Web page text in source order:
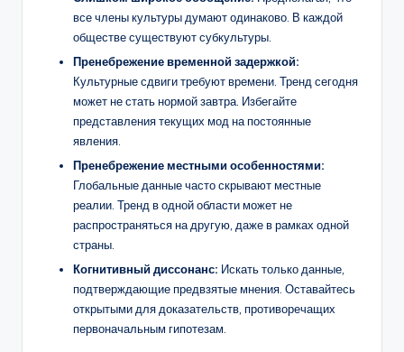
все члены культуры думают одинаково. В каждой
обществе существуют субкультуры.
Пренебрежение временной задержкой:
Культурные сдвиги требуют времени. Тренд сегодня
может не стать нормой завтра. Избегайте
представления текущих мод на постоянные
явления.
Пренебрежение местными особенностями:
Глобальные данные часто скрывают местные
реалии. Тренд в одной области может не
распространяться на другую, даже в рамках одной
страны.
Когнитивный диссонанс: Искать только данные,
подтверждающие предвзятые мнения. Оставайтесь
открытыми для доказательств, противоречащих
первоначальным гипотезам.